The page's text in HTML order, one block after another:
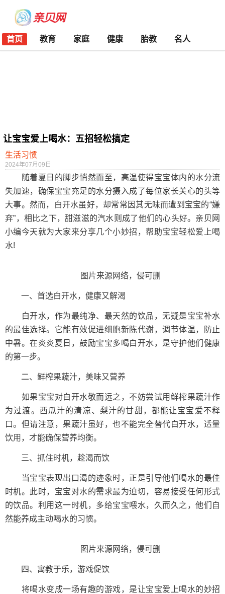
首页 教育 家庭 健康 胎教 名人
让宝宝爱上喝水：五招轻松搞定
生活习惯
2024年07月09日
随着夏日的脚步悄然而至，高温使得宝宝体内的水分流
失加速，确保宝宝充足的水分摄入成了每位家长关心的头等
大事。然而，白开水虽好，却常常因其无味而遭到宝宝的“嫌
弃”，相比之下，甜滋滋的汽水则成了他们的心头好。亲贝网
小编今天就为大家来分享几个小妙招，帮助宝宝轻松爱上喝
水!
图片来源网络，侵可删
一、首选白开水，健康又解渴
白开水，作为最纯净、最天然的饮品，无疑是宝宝补水
的最佳选择。它能有效促进细胞新陈代谢，调节体温，防止
中暑。在炎炎夏日，鼓励宝宝多喝白开水，是守护他们健康
的第一步。
二、鲜榨果蔬汁，美味又营养
如果宝宝对白开水敬而远之，不妨尝试用鲜榨果蔬汁作
为过渡。西瓜汁的清凉、梨汁的甘甜，都能让宝宝爱不释
口。但请注意，果蔬汁虽好，也不能完全替代白开水，适量
饮用，才能确保营养均衡。
三、抓住时机，趁渴而饮
当宝宝表现出口渴的迹象时，正是引导他们喝水的最佳
时机。此时，宝宝对水的需求最为迫切，容易接受任何形式
的饮品。利用这一时机，多给宝宝喂水，久而久之，他们自
然能养成主动喝水的习惯。
图片来源网络，侵可删
四、寓教于乐，游戏促饮
将喝水变成一场有趣的游戏，是让宝宝爱上喝水的妙招